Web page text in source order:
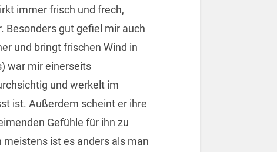
immer frisch und frech,
Besonders gut gefiel mir auch
und bringt frischen Wind in
war mir einerseits
und werkelt im
ist. Außerdem scheint er ihre
Gefühle für ihn zu
ist es anders als man